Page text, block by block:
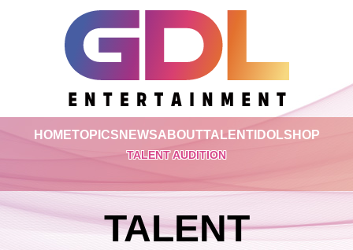
HOMETOPICS NEWSABOUTTALENTIDOLSHOP
TALENT AUDITION
TALENT